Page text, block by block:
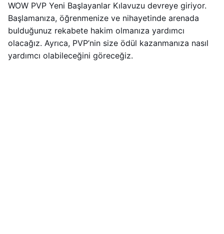
WOW PVP Yeni Başlayanlar Kılavuzu devreye giriyor.
Başlamanıza, öğrenmenize ve nihayetinde arenada
bulduğunuz rekabete hakim olmanıza yardımcı
olacağız. Ayrıca, PVP’nin size ödül kazanmanıza nasıl
yardımcı olabileceğini göreceğiz.